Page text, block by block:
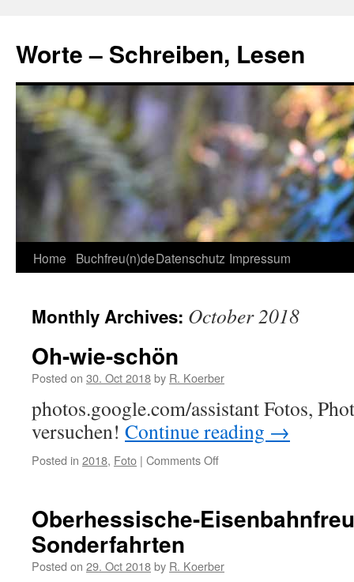
content
Worte – Schreiben, Lesen
Home Buchfreu(n)deDatenschutz Impressum
Monthly Archives: October 2018
Oh-wie-schön
Posted on 30. Oct 2018by R. Koerber
photos.google.com/assistant Fotos,
versuchen! Continue reading →
Posted in 2018, Foto | Comments Off
schön
Oberhessische-
Sonderfahrten
Posted on 29. Oct 2018by R. Koerber